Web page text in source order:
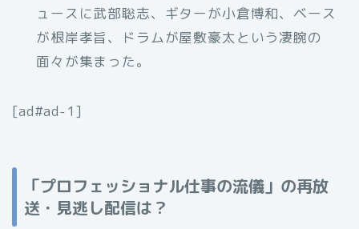
ュースに武部聡志、ギターが小倉博和、ベース
が根岸孝旨、ドラムが屋敷豪太という凄腕の
面々が集まった。
[ad#ad-1]
「プロフェッショナル仕事の流儀」の再放
送・見逃し配信は？